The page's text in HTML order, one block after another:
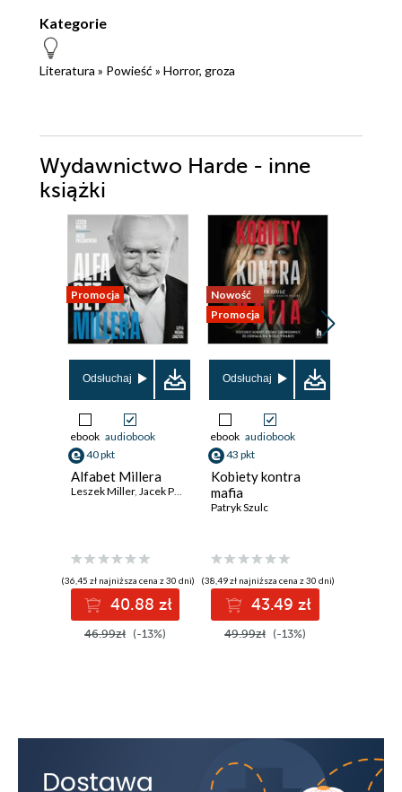
Kategorie
Literatura » Powieść » Horror, groza
Wydawnictwo Harde - inne
książki
Promocja
Odsłuchaj
ebook audiobook
40 pkt
Alfabet Millera
Leszek Miller, Jacek Prusinowski
(36,45 zł najniższa cena z 30 dni)
40.88 zł
46.99zł (-13%)
Nowość
Promocja
Odsłuchaj
ebook audiobook
43 pkt
Kobiety kontra
mafia
Patryk Szulc
(38,49 zł najniższa cena z 30 dni)
43.49 zł
49.99zł (-13%)